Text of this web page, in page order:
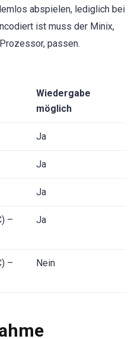
abspielen, lediglich bei
ist muss der Minix,
passen.
Wiedergabe
möglich
Ja
Ja
Ja
–
Ja
–
Nein